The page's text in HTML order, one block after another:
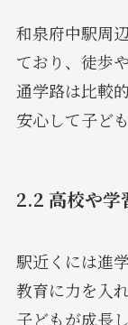
和泉府中駅周
ており、徒歩
通学路は比較
安心して子ど
2.2 高校や学
駅近くには進
教育に力を入
子どもが成長